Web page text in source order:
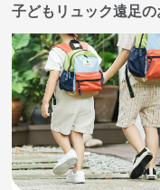
子どもリュック遠足